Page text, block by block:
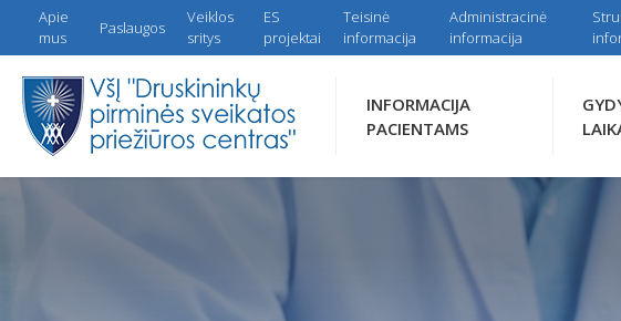
Apie
mus
Paslaugos
Veiklos
sritys
ES
projektai
Teisinė
informacija
Administracinė
informacija
INFORMACIJA
PACIENTAMS